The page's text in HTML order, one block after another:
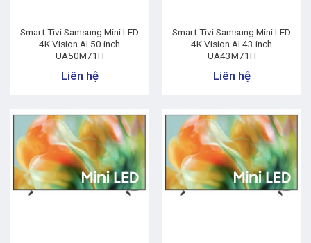
Smart Tivi Samsung Mini LED
4K Vision AI 50 inch
UA50M71H
Liên hệ
Smart Tivi Samsung Mini LED
4K Vision AI 43 inch
UA43M71H
Liên hệ